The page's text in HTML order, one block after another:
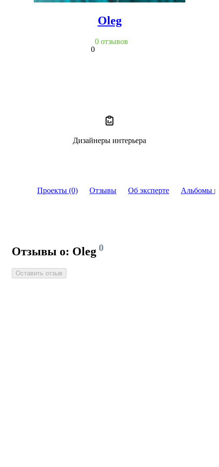
Проекты (0) Отзывы Об эксперте Альбомы
Отзывы о: Oleg 0
Оставить отзыв
Oleg
0
0 отзывов
Дизайнеры интерьера